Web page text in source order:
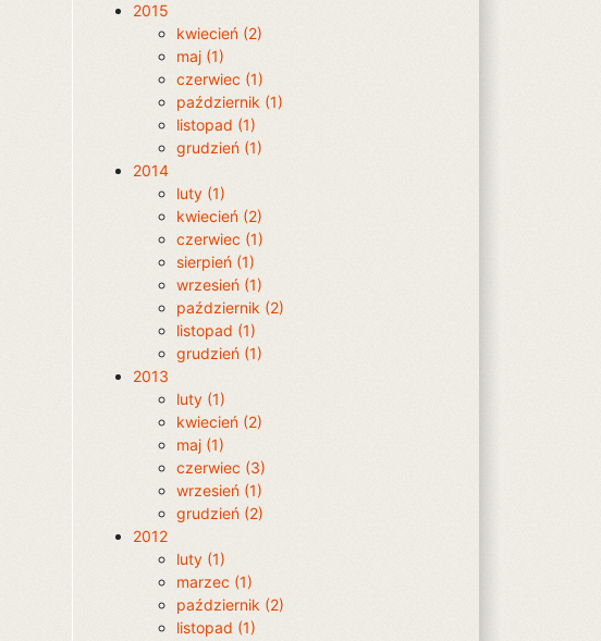
2015
kwiecień (2)
maj (1)
czerwiec (1)
październik (1)
listopad (1)
grudzień (1)
2014
luty (1)
kwiecień (2)
czerwiec (1)
sierpień (1)
wrzesień (1)
październik (2)
listopad (1)
grudzień (1)
2013
luty (1)
kwiecień (2)
maj (1)
czerwiec (3)
wrzesień (1)
grudzień (2)
2012
luty (1)
marzec (1)
październik (2)
listopad (1)